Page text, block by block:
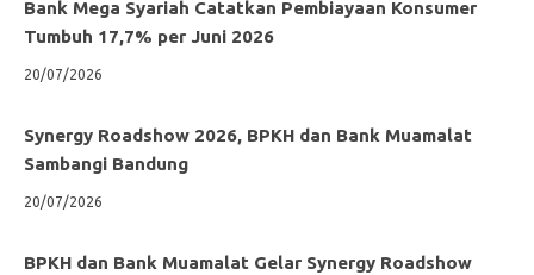
Bank Mega Syariah Catatkan Pembiayaan Konsumer
Tumbuh 17,7% per Juni 2026
20/07/2026
Synergy Roadshow 2026, BPKH dan Bank Muamalat
Sambangi Bandung
20/07/2026
BPKH dan Bank Muamalat Gelar Synergy Roadshow